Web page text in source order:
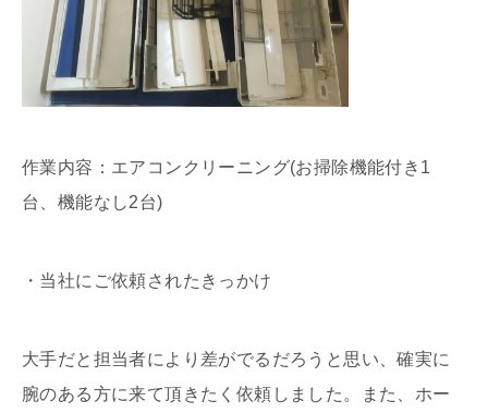
作業内容：エアコンクリーニング(お掃除機能付き1
台、機能なし2台)
・当社にご依頼されたきっかけ
大手だと担当者により差がでるだろうと思い、確実に
腕のある方に来て頂きたく依頼しました。また、ホー